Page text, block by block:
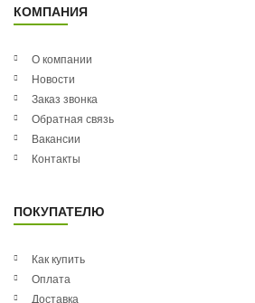
КОМПАНИЯ
О компании
Новости
Заказ звонка
Обратная связь
Вакансии
Контакты
ПОКУПАТЕЛЮ
Как купить
Оплата
Доставка